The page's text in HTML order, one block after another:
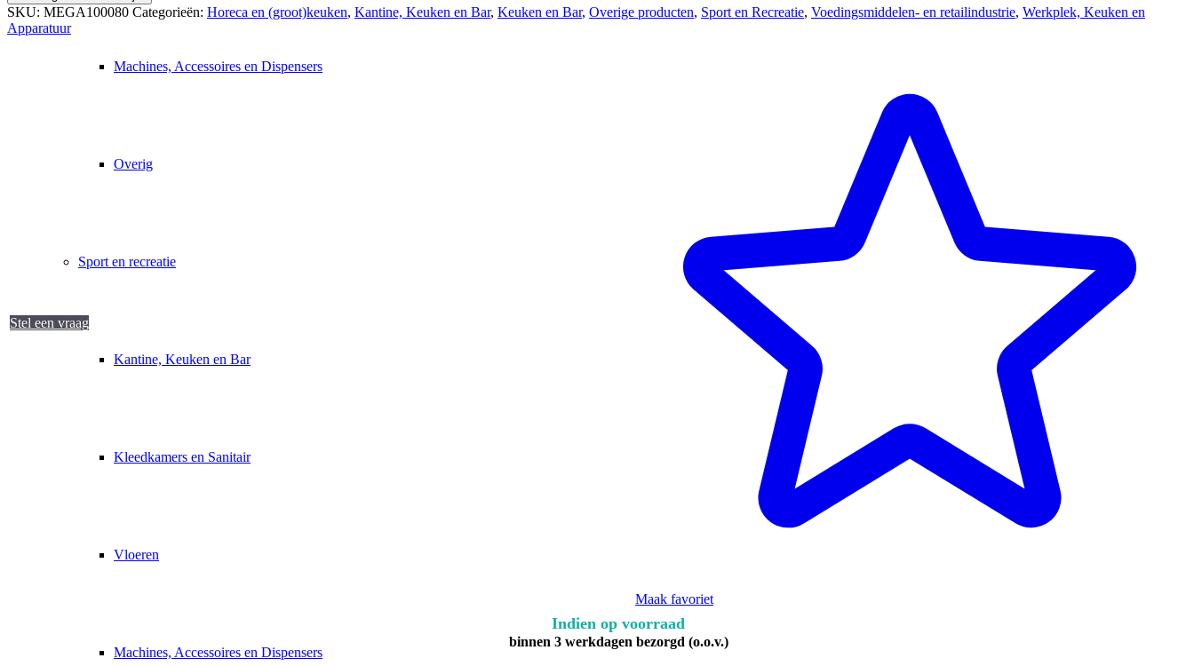
Machines, Accessoires en Dispensers
Overig
Sport en recreatie
Kantine, Keuken en Bar
Kleedkamers en Sanitair
Vloeren
Machines, Accessoires en Dispensers
Clean
aantal
SKU: MEGA100080 Categorieën: Horeca en (groot)keuken, Kantine, Keuken en Bar, Keuken en Bar, Overige producten, Sport en Recreatie, Voedingsmiddelen- en retailindustrie, Werkplek, Keuken en
Apparatuur
Stel een vraag
Maak favoriet
Indien op voorraad
binnen 3 werkdagen bezorgd (o.o.v.)